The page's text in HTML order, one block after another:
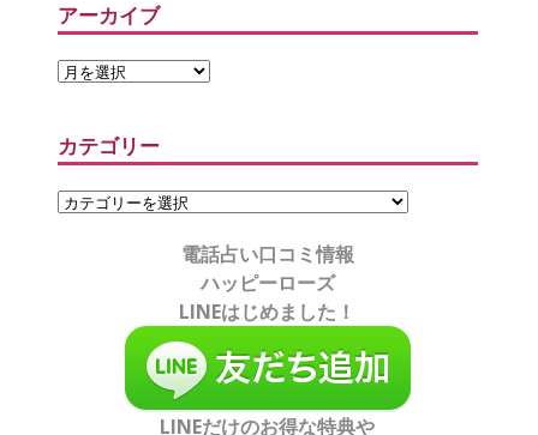
アーカイブ
カテゴリー
電話占い口コミ情報
ハッピーローズ
LINEはじめました！
LINEだけのお得な特典や